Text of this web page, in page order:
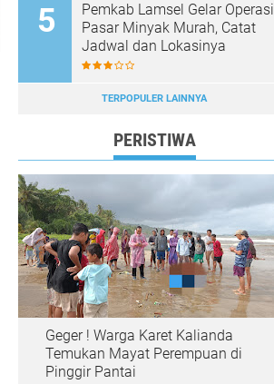
Pemkab Lamsel Gelar Operasi
Pasar Minyak Murah, Catat
Jadwal dan Lokasinya
TERPOPULER LAINNYA
PERISTIWA
Geger ! Warga Karet Kalianda
Temukan Mayat Perempuan di
Pinggir Pantai